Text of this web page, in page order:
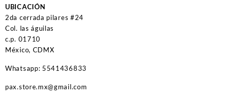
UBICACIÓN
2da cerrada pilares #24
Col. las águilas
c.p. 01710
México, CDMX
Whatsapp: 5541436833
pax.store.mx@gmail.com